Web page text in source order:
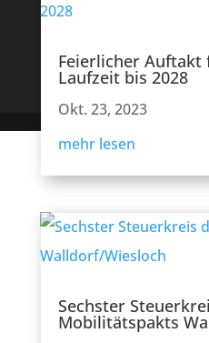
Feierlicher Auftakt
Laufzeit bis 2028
Okt. 23, 2023
mehr lesen
Sechster
Mobilitätspakts
Impressum